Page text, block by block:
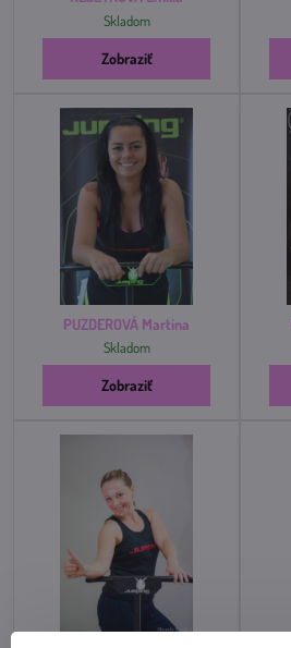
Skladom
Zobraziť
PUZDEROVÁ Martina
Skladom
Zobraziť